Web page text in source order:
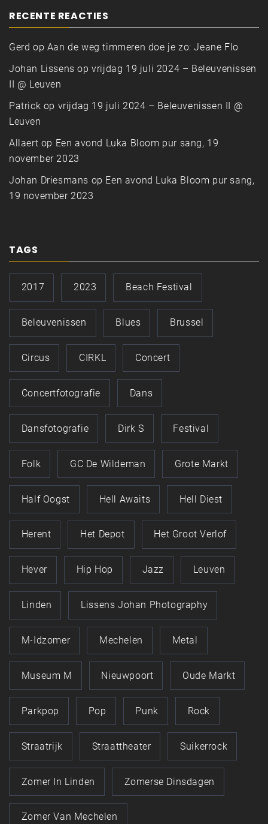
RECENTE REACTIES
Gerd op Aan de weg timmeren doe je zo: Jeane Flo
Johan Lissens opvrijdag 19 juli 2024 – Beleuvenissen
II @ Leuven
Patrick op vrijdag 19 juli 2024 – Beleuvenissen II @
Leuven
Allaert op Een avond Luka Bloom pur sang, 19
november 2023
Johan Driesmans op Een avond Luka Bloom pur sang,
19 november 2023
TAGS
2017 2023 Beach Festival
Beleuvenissen Blues Brussel
Circus CIRKL Concert
Concertfotografie Dans
Dansfotografie Dirk S Festival
Folk GC De Wildeman Grote Markt
Half Oogst Hell Awaits Hell Diest
Herent Het Depot Het Groot Verlof
Hever Hip Hop Jazz Leuven
Linden Lissens Johan Photography
M-Idzomer Mechelen Metal
Museum M Nieuwpoort Oude Markt
Parkpop Pop Punk Rock
Straatrijk Straattheater Suikerrock
Zomer In Linden Zomerse Dinsdagen
Zomer Van Mechelen